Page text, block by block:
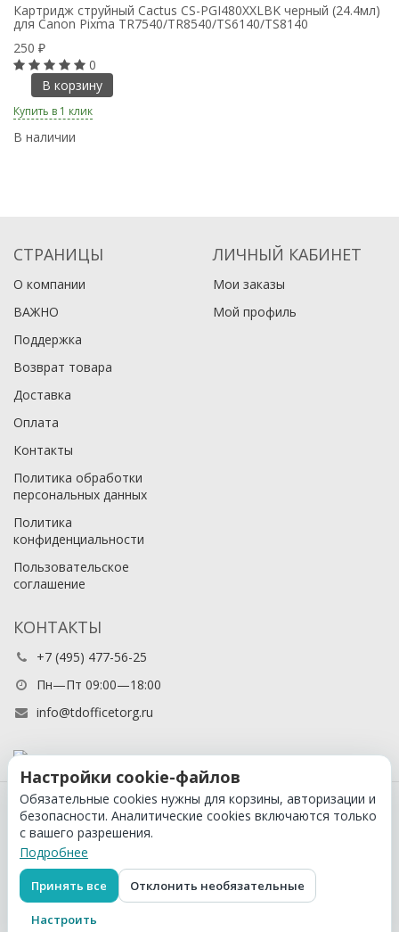
Картридж струйный Cactus CS-PGI480XXLBK черный (24.4мл)
для Canon Pixma TR7540/TR8540/TS6140/TS8140
250 ₽
0
В корзину
Купить в 1 клик
В наличии
СТРАНИЦЫ
О компании
ВАЖНО
Поддержка
Возврат товара
Доставка
Оплата
Контакты
Политика обработки
персональных данных
Политика
конфиденциальности
Пользовательское
соглашение
ЛИЧНЫЙ КАБИНЕТ
Мои заказы
Мой профиль
КОНТАКТЫ
+7 (495) 477-56-25
Пн—Пт 09:00—18:00
info@tdofficetorg.ru
© 2026 Официальный партнер Cactus в России
Настройки cookie-файлов
Обязательные cookies нужны для корзины, авторизации и
безопасности. Аналитические cookies включаются только
с вашего разрешения.
Подробнее
Принять все Отклонить необязательные
Настроить